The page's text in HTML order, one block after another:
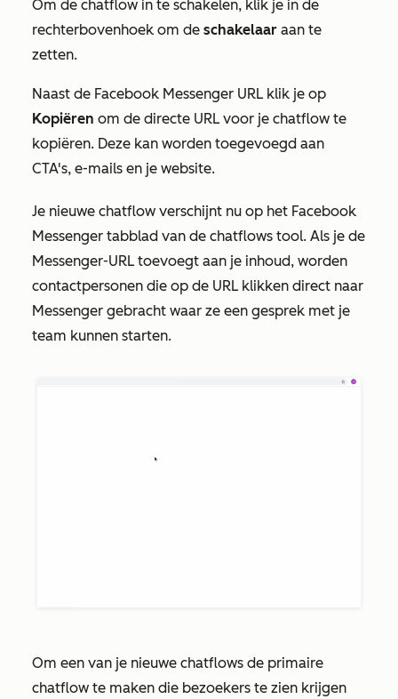
Om de chatflow in te schakelen, klik je in de
rechterbovenhoek om de schakelaar aan te
zetten.
Naast de Facebook Messenger URL klik je op
Kopiëren om de directe URL voor je chatflow te
kopiëren. Deze kan worden toegevoegd aan
CTA's, e-mails en je website.
Je nieuwe chatflow verschijnt nu op het Facebook
Messenger tabblad van de chatflows tool. Als je de
Messenger-URL toevoegt aan je inhoud, worden
contactpersonen die op de URL klikken direct naar
Messenger gebracht waar ze een gesprek met je
team kunnen starten.
Om een van je nieuwe chatflows de primaire
chatflow te maken die bezoekers te zien krijgen